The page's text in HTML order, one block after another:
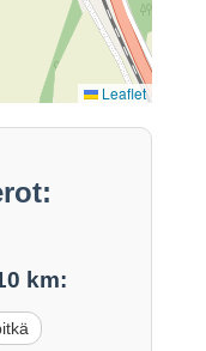
Leaflet
km: